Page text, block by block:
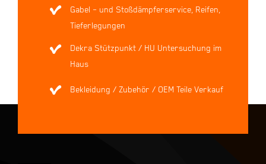
Gabel – und Stoßdämpferservice, Reifen,
Tieferlegungen
Dekra Stützpunkt / HU Untersuchung im
Haus
Bekleidung / Zubehör / OEM Teile Verkauf